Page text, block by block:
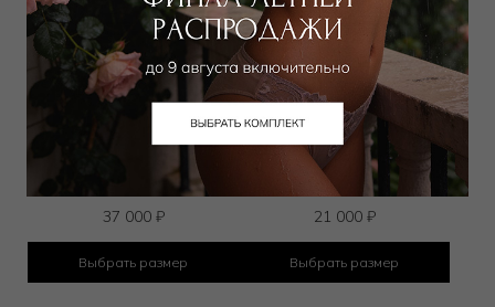
37 000 ₽
Выбрать размер
Шорты
21 000 ₽
Выбрать размер